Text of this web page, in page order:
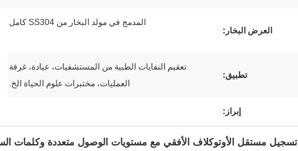
العرض البخار:
المدمج في مولد البخار من SS304 كامل
تطبيق:
تعقيم النفايات الطبية من المستشفيات، عيادة، غرفة
العمليات، مختبرات علوم الحياة الخ.
إبراز:
تسجيل مستقل الأوتوكلاف الأفقي مع مستويات الوصول متعددة وكلمات